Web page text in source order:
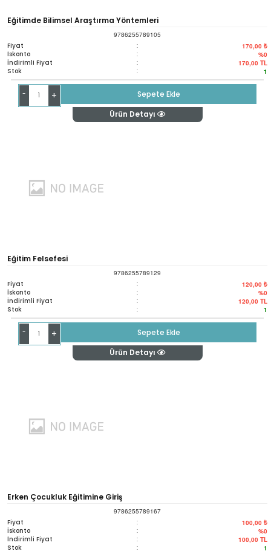
Eğitimde Bilimsel Araştırma Yöntemleri
9786255789105
Fiyat : 170,00 ₺
İskonto : %0
İndirimli Fiyat : 170,00 TL
Stok : 1
- +
Sepete Ekle
Ürün Detayı
Eğitim Felsefesi
9786255789129
Fiyat : 120,00 ₺
İskonto : %0
İndirimli Fiyat : 120,00 TL
Stok : 1
- +
Sepete Ekle
Ürün Detayı
Erken Çocukluk Eğitimine Giriş
9786255789167
Fiyat : 100,00 ₺
İskonto : %0
İndirimli Fiyat : 100,00 TL
Stok : 1